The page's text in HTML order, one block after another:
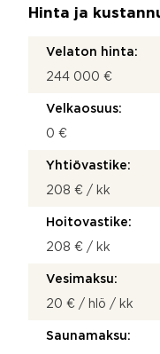
Hinta ja
Velaton hinta:
244 000 €
Velkaosuus:
0 €
Yhtiövastike:
208 € / kk
Hoitovastike:
208 € / kk
Vesimaksu:
20 € / hlö / kk
Saunamaksu: